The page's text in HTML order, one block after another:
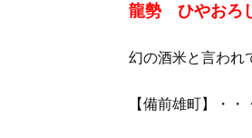
龍勢 ひやお
幻の酒米と言われ
【備前雄町】・・